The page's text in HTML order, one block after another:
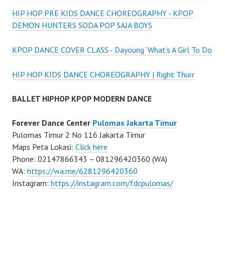
HIP HOP PRE KIDS DANCE CHOREOGRAPHY - KPOP
DEMON HUNTERS SODA POP SAJA BOYS
KPOP DANCE COVER CLASS - Dayoung ‘What’s A Girl To Do
HIP HOP KIDS DANCE CHOREOGRAPHY | Right Thurr
BALLET HIPHOP KPOP MODERN DANCE
Forever Dance Center Pulomas Jakarta Timur
Pulomas Timur 2 No 116 Jakarta Timur
Maps Peta Lokasi: Click here
Phone: 02147866343 – 081296420360 (WA)
WA: https://wa.me/6281296420360
Instagram: https://instagram.com/fdcpulomas/